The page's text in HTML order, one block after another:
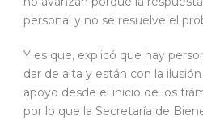
personal y no se resuelve el
Y es que, explicó que hay
dar de alta y están con la
apoyo desde el inicio de los
por lo que la Secretaría de